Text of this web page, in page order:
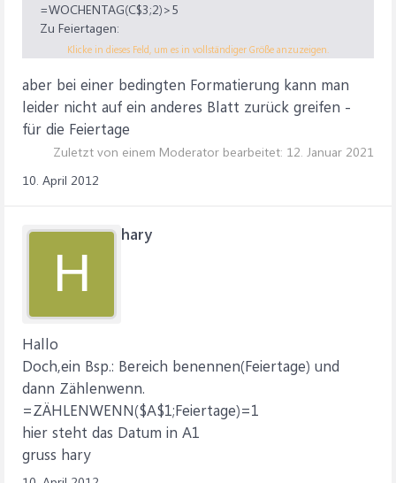
=WOCHENTAG(C$3;2)>5
Zu Feiertagen:
Da brauchst Du eine Feiertagsliste. Berechnungen siehe:
gruss hary
Klicke in dieses Feld, um es in vollständiger Größe anzuzeigen.
aber bei einer bedingten Formatierung kann man
leider nicht auf ein anderes Blatt zurück greifen -
für die Feiertage
Zuletzt von einem Moderator bearbeitet: 12. Januar 2021
10. April 2012
H
hary
Hallo
Doch,ein Bsp.: Bereich benennen(Feiertage) und
dann Zählenwenn.
=ZÄHLENWENN($A$1;Feiertage)=1
hier steht das Datum in A1
gruss hary